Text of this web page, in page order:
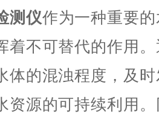
测仪作为一种重要
着不可替代的作用
体的混浊程度，及
资源的可持续利用